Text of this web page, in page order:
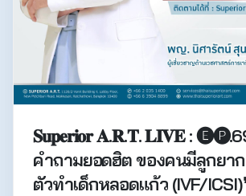
𝐒𝐮𝐩𝐞𝐫𝐢𝐨𝐫 𝐀.𝐑.𝐓. 𝐋𝐈𝐕𝐄 :
คำถามยอดฮิต ของคนมีลูกยา
ตัวทำเด็กหลอดแก้ว (IVF/